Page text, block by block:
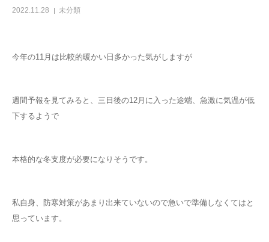
2022.11.28 未分類
今年の11月は比較的暖かい日多かった気がしますが
週間予報を見てみると、三日後の12月に入った途端、急激に気温が低
下するようで
本格的な冬支度が必要になりそうです。
私自身、防寒対策があまり出来ていないので急いで準備しなくてはと
思っています。
会社概要
求人情報